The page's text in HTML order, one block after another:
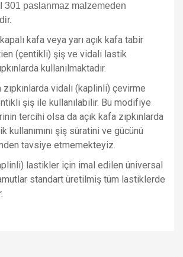
301 paslanmaz malzemeden
kafa veya yarı açık kafa tabir
(çentikli) şiş ve vidalı lastik
kullanılmaktadır.
zıpkınlarda vidalı (kaplinli) çevirme
şiş ile kullanılabilir. Bu modifiye
tercihi olsa da açık kafa zıpkınlarda
kullanımını şiş süratini ve gücünü
tavsiye etmemekteyiz.
lastikler için imal edilen üniversal
standart üretilmiş tüm lastiklerde